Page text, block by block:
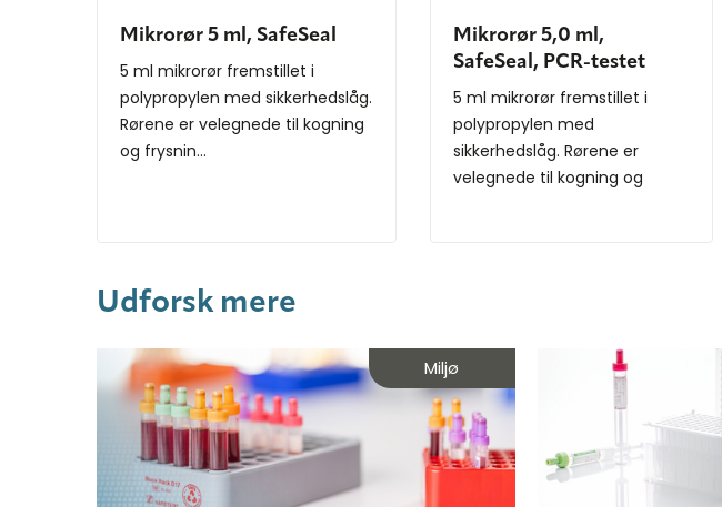
Mikrorør 5 ml, SafeSeal
5 ml mikrorør fremstillet i
polypropylen med sikkerhedslåg.
Rørene er velegnede til kogning
og frysnin...
Mikrorør 5,0 ml,
SafeSeal, PCR-testet
5 ml mikrorør fremstillet i
polypropylen med
sikkerhedslåg. Rørene er
velegnede til kogning og
Udforsk mere
Miljø